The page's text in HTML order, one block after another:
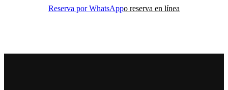
Reserva por WhatsAppo reserva en línea